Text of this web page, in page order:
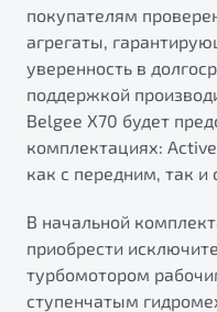
Яркий кроссовер
от 2 219 990 ₽*
Обзор В наличии
S50
Автокредит
Трейд-ин
Страхование
Расчет КАСКО
Гарантия Belgee
Belgee Линк
Belgee Клуб
Клиентская поддержка
Помощь на дорогах
О дилерском центре
Правовая информация
покупателям
агрегаты,
уверенность в
поддержкой
Belgee X70 будет
комплектациях:
как с передним, так
В начальной
приобрести
турбомотором
ступенчатым